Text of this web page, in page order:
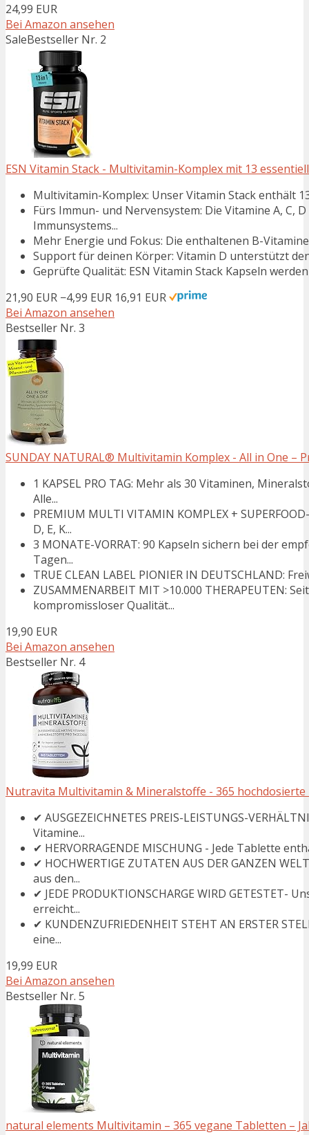
24,99 EUR
Bei Amazon ansehen
SaleBestseller Nr. 2
ESN Vitamin Stack - Multivitamin-Komplex mit 13
Multivitamin-Komplex: Unser Vitamin Stack enthält
Fürs Immun- und Nervensystem: Die Vitamine A, C,
Immunsystems...
Mehr Energie und Fokus: Die enthaltenen B-
Support für deinen Körper: Vitamin D unterstützt
Geprüfte Qualität: ESN Vitamin Stack Kapseln
21,90 EUR −4,99 EUR 16,91 EUR
Bei Amazon ansehen
Bestseller Nr. 3
SUNDAY NATURAL® Multivitamin Komplex - All in One –
1 KAPSEL PRO TAG: Mehr als 30 Vitaminen,
Alle...
PREMIUM MULTI VITAMIN KOMPLEX +
D, E, K...
3 MONATE-VORRAT: 90 Kapseln sichern bei der
Tagen...
TRUE CLEAN LABEL PIONIER IN DEUTSCHLAND:
ZUSAMMENARBEIT MIT >10.000 THERAPEUTEN:
kompromissloser Qualität...
19,90 EUR
Bei Amazon ansehen
Bestseller Nr. 4
Nutravita Multivitamin & Mineralstoffe - 365
✔ AUSGEZEICHNETES PREIS-LEISTUNGS-
Vitamine...
✔ HERVORRAGENDE MISCHUNG - Jede Tablette
✔ HOCHWERTIGE ZUTATEN AUS DER GANZEN
aus den...
✔ JEDE PRODUKTIONSCHARGE WIRD
erreicht...
✔ KUNDENZUFRIEDENHEIT STEHT AN ERSTER
eine...
19,99 EUR
Bei Amazon ansehen
Bestseller Nr. 5
natural elements Multivitamin – 365 vegane Tabletten –